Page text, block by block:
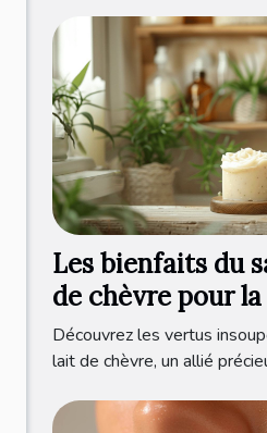
Les bienfaits du
de chèvre pour
Découvrez les vertus
lait de chèvre, un allié